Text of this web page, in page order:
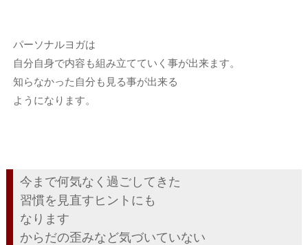
パーソナルヨガは
自分自身で内容も組み立てていく事が出来ます。
知らなかった自分も見る事が出来る
ようになります。
今まで何気なく過ごしてきた
習慣を見直すヒントにも
なります
からだの歪みなど気づいていない